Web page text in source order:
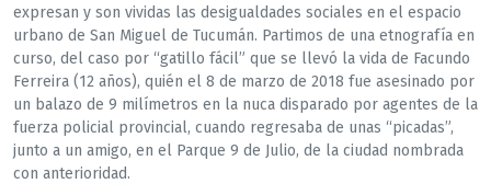
expresan y son vividas las desigualdades sociales en el espacio
urbano de San Miguel de Tucumán. Partimos de una etnografía en
curso, del caso por “gatillo fácil” que se llevó la vida de Facundo
Ferreira (12 años), quién el 8 de marzo de 2018 fue asesinado por
un balazo de 9 milímetros en la nuca disparado por agentes de la
fuerza policial provincial, cuando regresaba de unas “picadas”,
junto a un amigo, en el Parque 9 de Julio, de la ciudad nombrada
con anterioridad.